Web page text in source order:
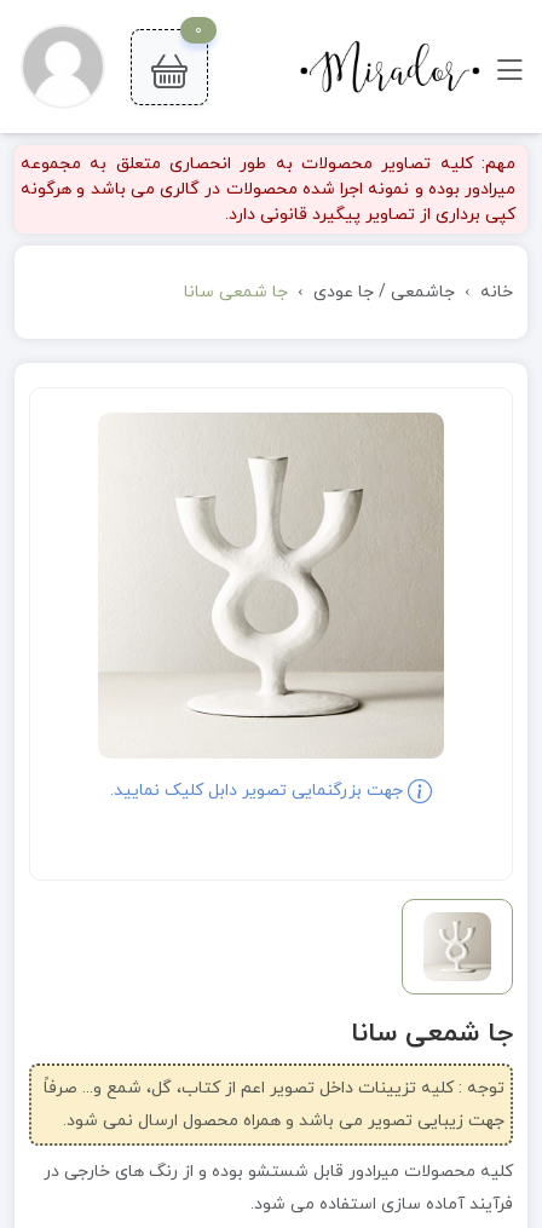
0
مهم: کلیه تصاویر محصولات به طور انحصاری متعلق به مجموعه
میرادور بوده و نمونه اجرا شده محصولات در گالری می باشد و هرگونه
کپی برداری از تصاویر پیگیرد قانونی دارد.
خانه جاشمعی / جا عودی جا شمعی سانا
جهت بزرگنمایی تصویر دابل کلیک نمایید.
جا شمعی سانا
توجه : کلیه تزیینات داخل تصویر اعم از کتاب، گل، شمع و... صرفاً
جهت زیبایی تصویر می باشد و همراه محصول ارسال نمی شود.
کلیه محصولات میرادور قابل شستشو بوده و از رنگ های خارجی در
فرآیند آماده سازی استفاده می شود.